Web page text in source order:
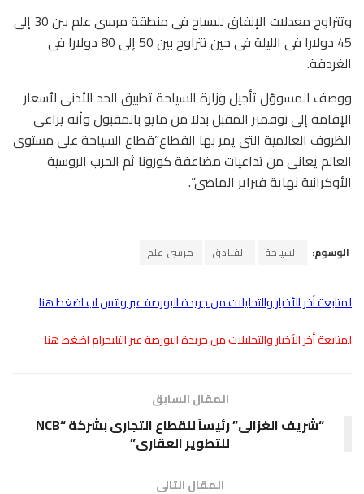
وتتراوح معدلات الإنفاق للسياح فى منطقة مرسى علم بين 30 إلى
45 دولارا فى الليلة فى حين تتراوح بين 50 إلى 80 دولارا فى
الغردقة.
ووصف المسوؤل تأجيل وزارة السياحة تطبيق الحد الأدنى لأسعار
الإقامة إلى نوفمبر المقبل بدلا من مايو بالمقبول وأنه يراعى
الظروف العالمية التى يمر بها القطاع”قطاع السياحة على مستوى
العالم يعانى من تداعيات مضاعفة كورونا ثم الحرب الروسية
الأوكرانية نهاية فبراير الماضى”.
الوسوم: السياحة الفنادق مرسى علم
لمتابعة أخر الأخبار والتحليلات من جريدة البورصة عبر واتس اب اضغط هنا
لمتابعة أخر الأخبار والتحليلات من جريدة البورصة عبر التليجرام اضغط هنا
المقال السابق
“شريف الغزالى” رئيساً للقطاع التجارى بشركة “NCB
للتطوير العقارى”
المقال التالى